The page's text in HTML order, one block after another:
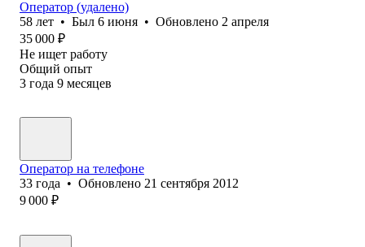
Оператор (удалено)
58 лет • Был 6 июня • Обновлено 2 апреля
35 000 ₽
Не ищет работу
Общий опыт
3 года 9 месяцев
Оператор на телефоне
33 года • Обновлено 21 сентября 2012
9 000 ₽